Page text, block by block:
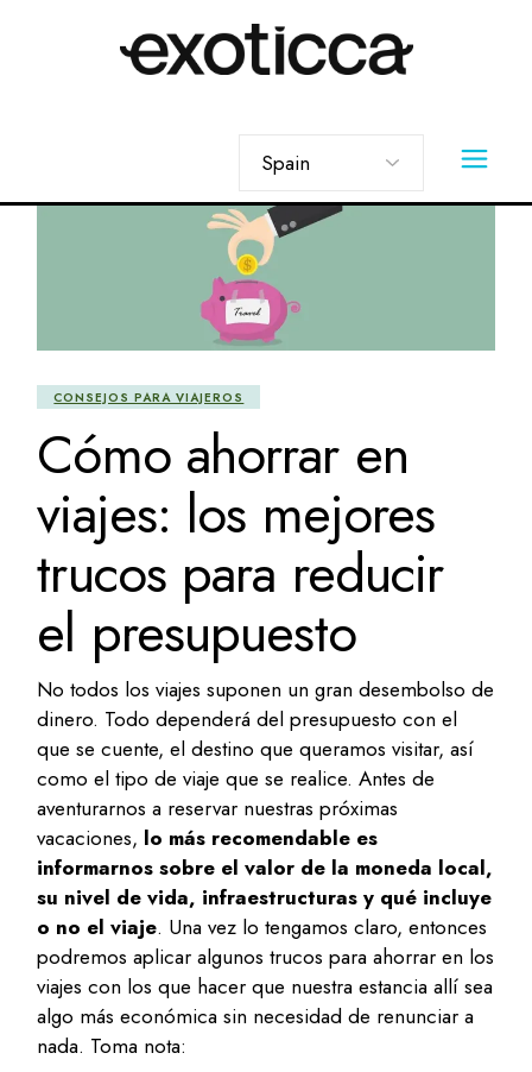
idioma
CONSEJOS PARA VIAJEROS
Cómo ahorrar en
viajes: los mejores
trucos para reducir
el presupuesto
No todos los viajes suponen un gran desembolso de
dinero. Todo dependerá del presupuesto con el
que se cuente, el destino que queramos visitar, así
como el tipo de viaje que se realice. Antes de
aventurarnos a reservar nuestras próximas
vacaciones, lo más recomendable es
informarnos sobre el valor de la moneda local,
su nivel de vida, infraestructuras y qué incluye
o no el viaje. Una vez lo tengamos claro, entonces
podremos aplicar algunos trucos para ahorrar en los
viajes con los que hacer que nuestra estancia allí sea
algo más económica sin necesidad de renunciar a
nada. Toma nota: